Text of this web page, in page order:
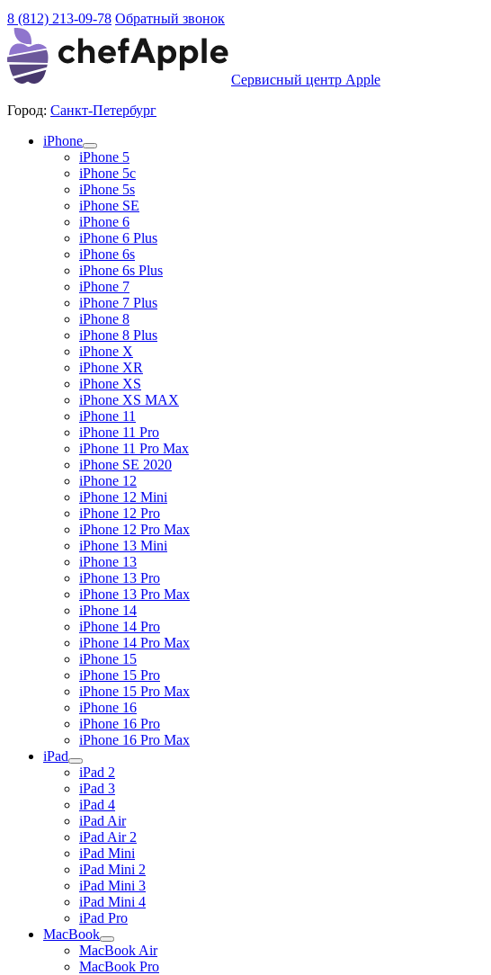
8 (812) 213-09-78 Обратный звонок
Сервисный центр Apple
Город: Санкт-Петербург
iPhone
iPhone 5
iPhone 5c
iPhone 5s
iPhone SE
iPhone 6
iPhone 6 Plus
iPhone 6s
iPhone 6s Plus
iPhone 7
iPhone 7 Plus
iPhone 8
iPhone 8 Plus
iPhone X
iPhone XR
iPhone XS
iPhone XS MAX
iPhone 11
iPhone 11 Pro
iPhone 11 Pro Max
iPhone SE 2020
iPhone 12
iPhone 12 Mini
iPhone 12 Pro
iPhone 12 Pro Max
iPhone 13 Mini
iPhone 13
iPhone 13 Pro
iPhone 13 Pro Max
iPhone 14
iPhone 14 Pro
iPhone 14 Pro Max
iPhone 15
iPhone 15 Pro
iPhone 15 Pro Max
iPhone 16
iPhone 16 Pro
iPhone 16 Pro Max
iPad
iPad 2
iPad 3
iPad 4
iPad Air
iPad Air 2
iPad Mini
iPad Mini 2
iPad Mini 3
iPad Mini 4
iPad Pro
MacBook
MacBook Air
MacBook Pro